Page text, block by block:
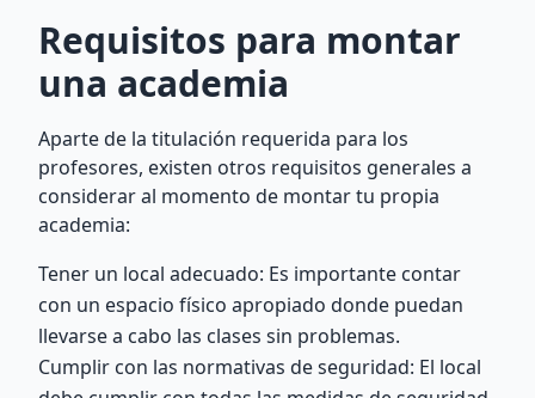
Requisitos para montar
una academia
Aparte de la titulación requerida para los
profesores, existen otros requisitos generales a
considerar al momento de montar tu propia
academia:
Tener un local adecuado: Es importante contar
con un espacio físico apropiado donde puedan
llevarse a cabo las clases sin problemas.
Cumplir con las normativas de seguridad: El local